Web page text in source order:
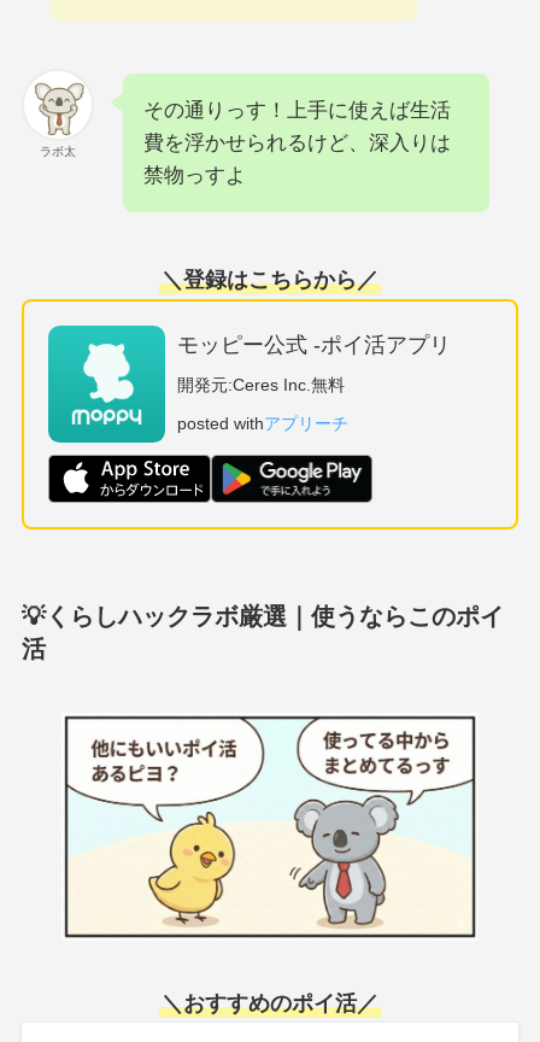
ラボ太
その通りっす！上手に使えば生活
費を浮かせられるけど、深入りは
禁物っすよ
＼登録はこちらから／
モッピー公式 -ポイ活アプリ
開発元:Ceres Inc. 無料
posted withアプリーチ
💡くらしハックラボ厳選｜使うならこのポイ
活
＼おすすめのポイ活／